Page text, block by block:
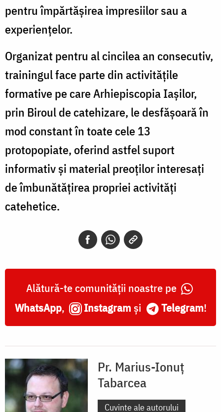
pentru împărtăşirea impresiilor sau a
experienţelor.
Organizat pentru al cincilea an consecutiv,
trainingul face parte din activităţile
formative pe care Arhiepiscopia Iaşilor,
prin Biroul de catehizare, le desfăşoară în
mod constant în toate cele 13
protopopiate, oferind astfel suport
informativ şi material preoţilor interesaţi
de îmbunătăţirea propriei activităţi
catehetice.
Alătură-te comunității noastre pe
WhatsApp, Instagram și Telegram!
Pr. Marius-Ionuț
Tabarcea
Cuvinte ale autorului